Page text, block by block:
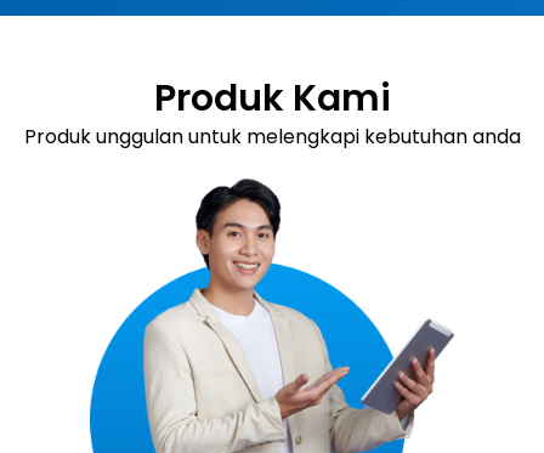
Produk Kami
Produk unggulan untuk melengkapi kebutuhan anda